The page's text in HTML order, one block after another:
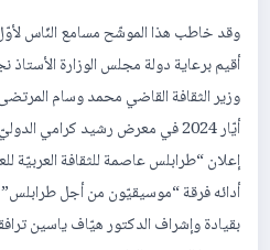
وقد خاطب هذا الموشّح مسامع النّاس
أقيم برعاية دولة مجلس الوزارة
أيّار 2024 في معرض رشيد كرامي
أدائه فرقة “موسيقيّون من أجل
بقيادة وإشراف الدكتور هيّاف ياسين